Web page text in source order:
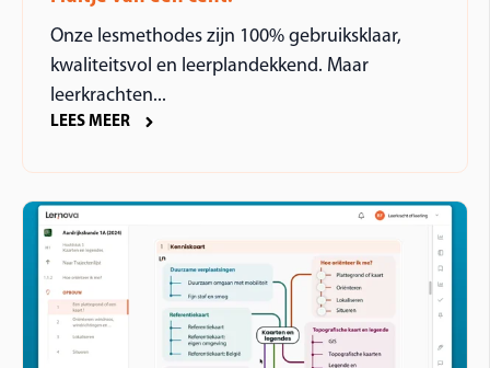
Onze lesmethodes zijn 100% gebruiksklaar,
kwaliteitsvol en leerplandekkend. Maar
leerkrachten...
LEES MEER